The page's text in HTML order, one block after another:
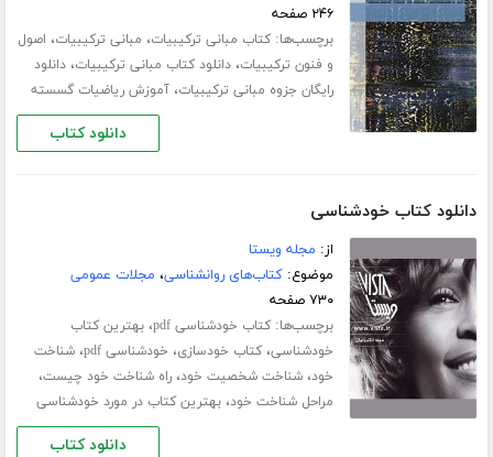
۲۴۶ صفحه
برچسب‌ها:کتاب مبانی ترکیبیات، مبانی ترکیبیات، اصول
و فنون ترکیبیات،دانلود کتاب مبانی ترکیبیات،دانلود
رایگان جزوه مبانی ترکیبیات،آموزش ریاضیات گسسته
دانلود کتاب
دانلود کتاب خودشناسی
از: مجله ویستا
موضوع:کتاب‌های روانشناسی، مجلات عمومی
۷۳۰ صفحه
برچسب‌ها:کتاب خودشناسی pdf ،بهترین کتاب
خودشناسی،کتاب خودسازی، خودشناسی pdf ،شناخت
خود،شناخت شخصیت خود،راه شناخت خود چیست،
مراحل شناخت خود،بهترین کتاب در مورد خودشناسی
دانلود کتاب